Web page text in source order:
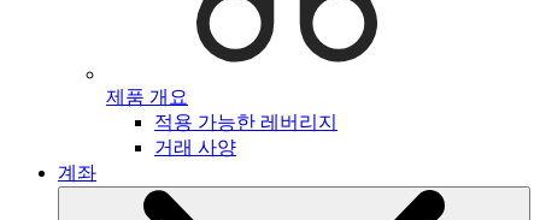
제품 개요
적용 가능한 레버리지
거래 사양
계좌